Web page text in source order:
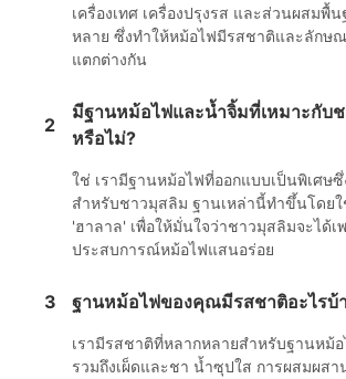
เครื่องเทศ เครื่องปรุงรส และส่วนผสมพื้
หลาย ซึ่งทำให้หม้อไฟมีรสชาติและลักษ
แตกต่างกัน
2
มีฐานหม้อไฟและน้ำจิ้มที่เหมาะกับ
หรือไม่?
ใช่ เรามีฐานหม้อไฟที่ออกแบบเป็นพิเศษซึ่
สำหรับชาวมุสลิม ฐานเหล่านี้ทำขึ้นโดย
'ฮาลาล' เพื่อให้มั่นใจว่าชาวมุสลิมจะได้เ
ประสบการณ์หม้อไฟแสนอร่อย
3 ฐานหม้อไฟของคุณมีรสชาติอะไรบ้
เรามีรสชาติที่หลากหลายสำหรับฐานหม้อ
รวมถึงเผ็ดและชา น้ำซุปใส การผสมผสา